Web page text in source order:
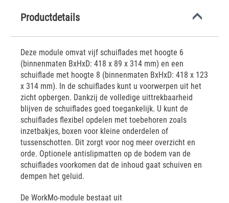
Productdetails
Deze module omvat vijf schuiflades met hoogte 6
(binnenmaten BxHxD: 418 x 89 x 314 mm) en een
schuiflade met hoogte 8 (binnenmaten BxHxD: 418 x 123
x 314 mm). In de schuiflades kunt u voorwerpen uit het
zicht opbergen. Dankzij de volledige uittrekbaarheid
blijven de schuiflades goed toegankelijk. U kunt de
schuiflades flexibel opdelen met toebehoren zoals
inzetbakjes, boxen voor kleine onderdelen of
tussenschotten. Dit zorgt voor nog meer overzicht en
orde. Optionele antislipmatten op de bodem van de
schuiflades voorkomen dat de inhoud gaat schuiven en
dempen het geluid.
De WorkMo-module bestaat uit